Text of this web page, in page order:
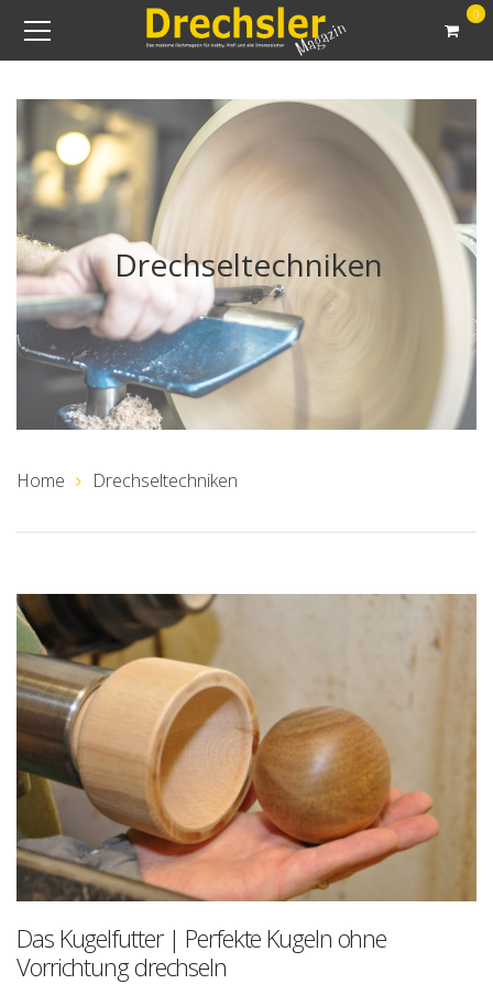
0
Drechseltechniken
Home Drechseltechniken
Das Kugelfutter | Perfekte Kugeln ohne
Vorrichtung drechseln